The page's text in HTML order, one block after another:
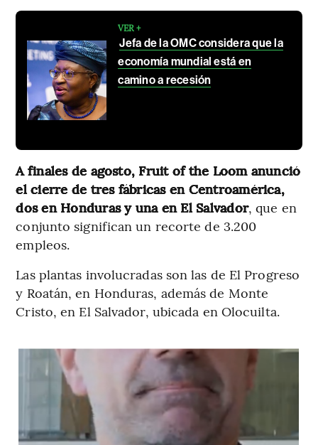
VER +
Jefa de la OMC considera que la
economía mundial está en
camino a recesión
A finales de agosto, Fruit of the Loom anunció
el cierre de tres fábricas en Centroamérica,
dos en Honduras y una en El Salvador, que en
conjunto significan un recorte de 3.200
empleos.
Las plantas involucradas son las de El Progreso
y Roatán, en Honduras, además de Monte
Cristo, en El Salvador, ubicada en Olocuilta.